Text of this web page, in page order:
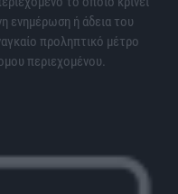
ενημέρωση ή άδεια του
προληπτικό μέτρο
περιεχομένου.